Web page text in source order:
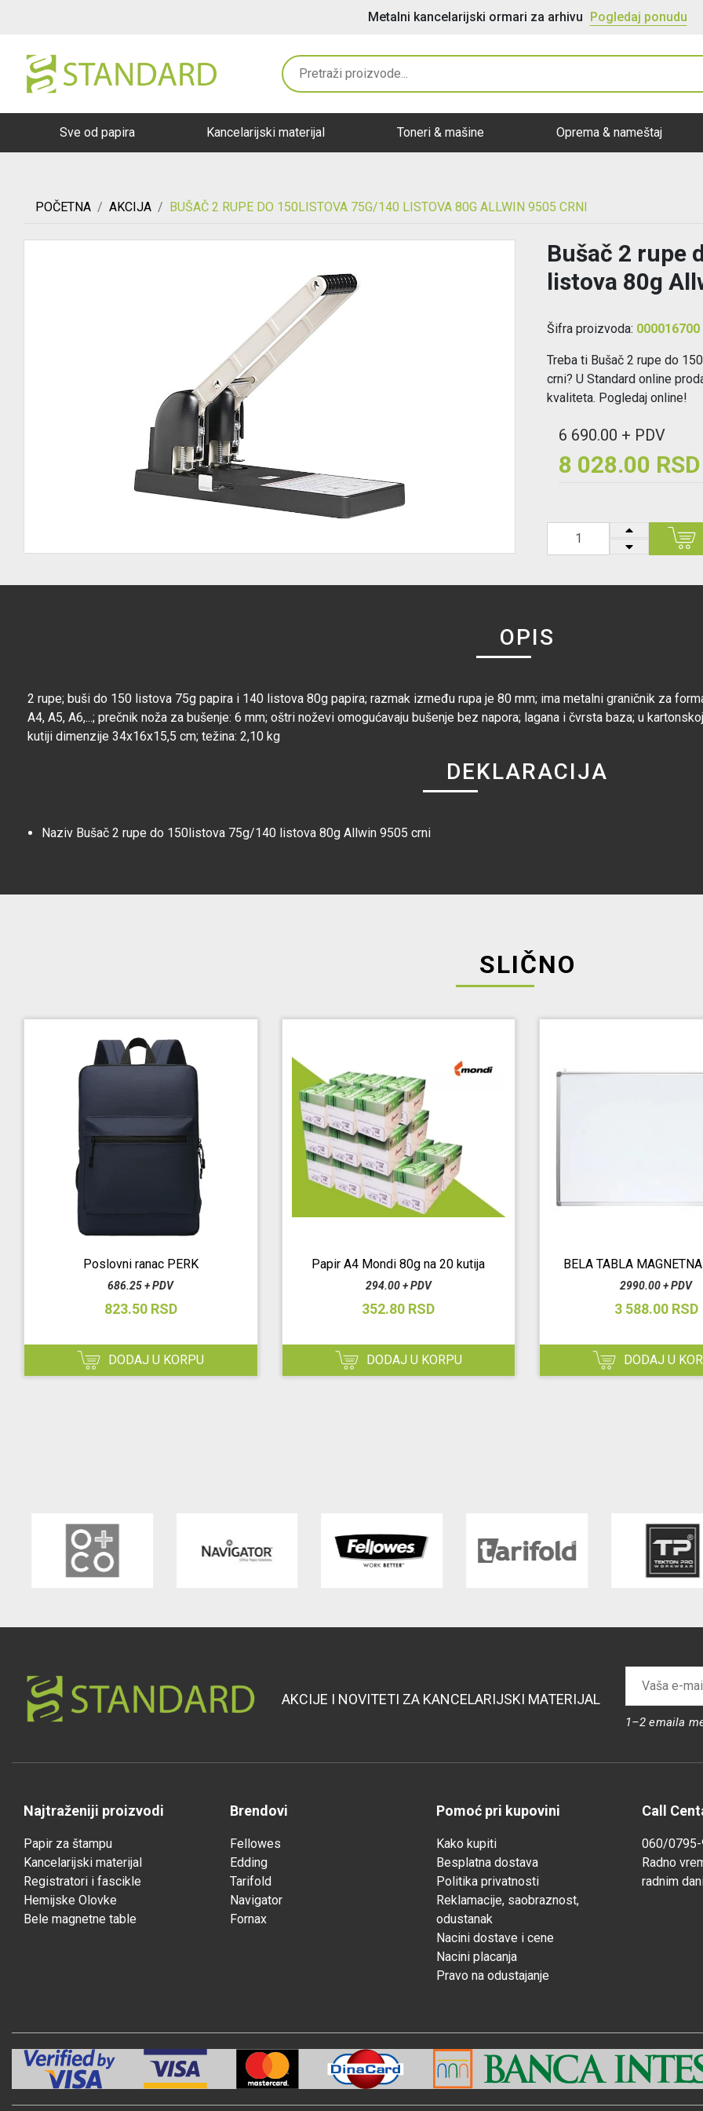
Metalni kancelarijski ormari za arhivu Pogledaj ponudu
Sve od papira Kancelarijski materijal Toneri & mašine Oprema & nameštaj
POČETNA AKCIJA BUŠAČ 2 RUPE DO 150LISTOVA 75G/140 LISTOVA 80G ALLWIN 9505 CRNI
Bušač 2 rupe
listova 80g
Šifra proizvoda: 000016700
Treba ti Bušač 2 rupe do
crni? U Standard online
kvaliteta. Pogledaj online!
6 690.00 + PDV
8 028.00 RSD
OPIS
2 rupe; buši do 150 listova 75g papira i 140 listova 80g papira; razmak između rupa je 80 mm; ima metalni graničnik za
A4, A5, A6,...; prečnik noža za bušenje: 6 mm; oštri noževi omogućavaju bušenje bez napora; lagana i čvrsta baza; u kartonskoj
kutiji dimenzije 34x16x15,5 cm; težina: 2,10 kg
DEKLARACIJA
Naziv Bušač 2 rupe do 150listova 75g/140 listova 80g Allwin 9505 crni
SLIČNO
Poslovni ranac PERK
686.25 + PDV
823.50 RSD
DODAJ U KORPU
Papir A4 Mondi 80g na 20 kutija
294.00 + PDV
352.80 RSD
DODAJ U KORPU
BELA TABLA
2990.00 + PDV
3 588.00 RSD
DODAJ U
AKCIJE I NOVITETI ZA KANCELARIJSKI MATERIJAL
1–2 emaila
Najtraženiji proizvodi
Papir za štampu
Kancelarijski materijal
Registratori i fascikle
Hemijske Olovke
Bele magnetne table
Brendovi
Fellowes
Edding
Tarifold
Navigator
Fornax
Pomoć pri kupovini
Kako kupiti
Besplatna dostava
Politika privatnosti
Reklamacije, saobraznost,
odustanak
Nacini dostave i cene
Nacini placanja
Pravo na odustajanje
Call
060/
Radno
radnim